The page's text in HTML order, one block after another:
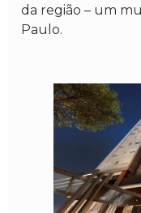
da região – um
Paulo.